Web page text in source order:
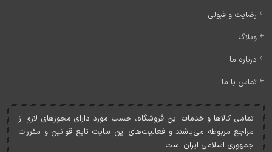
رضایت و قبولی
وبلاگ
درباره ما
تماس با ما
تمامی کالاها و خدمات اين فروشگاه، حسب مورد دارای مجوزهای لازم از
مراجع مربوطه می‌باشند و فعاليت‌های اين سايت تابع قوانين و مقررات
جمهوری اسلامی ايران است.